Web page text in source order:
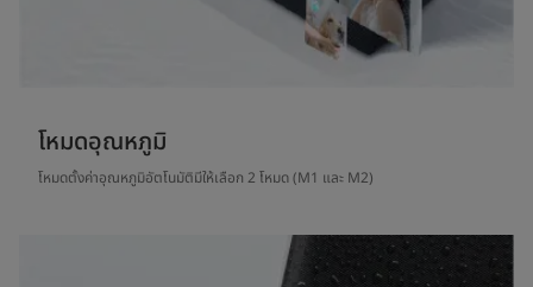
โหมดอุณหภูมิ
โหมดตั้งค่าอุณหภูมิอัตโนมัติมีให้เลือก 2 โหมด (M1 และ M2)